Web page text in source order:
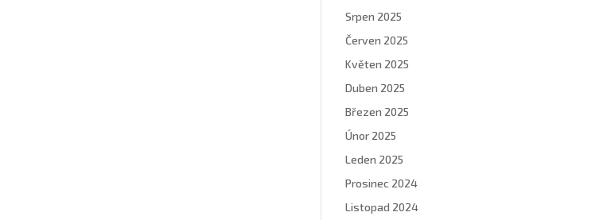
Srpen 2025
Červen 2025
Květen 2025
Duben 2025
Březen 2025
Únor 2025
Leden 2025
Prosinec 2024
Listopad 2024